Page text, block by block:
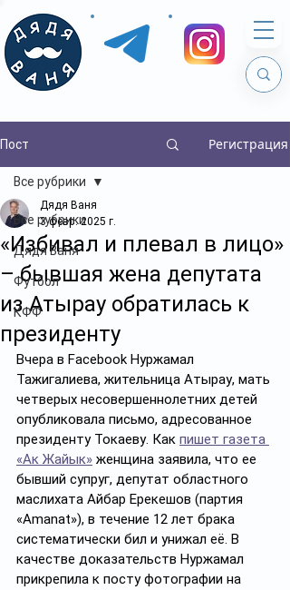
Пост Регистрация
Все рубрики
Дядя Ваня
Футбол
КФФ
Все рубрики
«Избивал и плевал в лицо»
– бывшая жена депутата
из Атырау обратилась к
президенту
Дядя Ваня
3 февр. 2025 г.
Вчера в Facebook Нуржамал
Тажигалиева, жительница Атырау, мать
четверых несовершеннолетних детей
опубликовала письмо, адресованное
президенту Токаеву. Как пишет газета
«Ак Жайык» женщина заявила, что ее
бывший супруг, депутат областного
маслихата Айбар Ерекешов (партия
«Amanat»), в течение 12 лет брака
систематически бил и унижал её. В
качестве доказательств Нуржамал
прикрепила к посту фотографии на